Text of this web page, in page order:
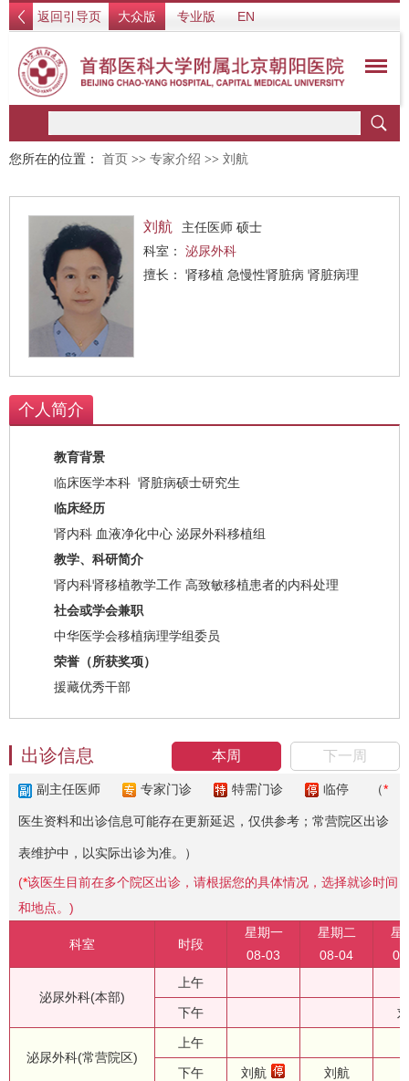
返回引导页 大众版 专业版 EN
您所在的位置： 首页 >> 专家介绍 >> 刘航
刘航
主任医师 硕士
科室： 泌尿外科
擅长： 肾移植 急慢性肾脏病 肾脏病理
个人简介
教育背景
临床医学本科 肾脏病硕士研究生
临床经历
肾内科 血液净化中心 泌尿外科移植组
教学、科研简介
肾内科肾移植教学工作 高致敏移植患者的内科处理
社会或学会兼职
中华医学会移植病理学组委员
荣誉（所获奖项）
援藏优秀干部
本周 下一周
出诊信息
副主任医师 专家门诊 特需门诊 临停 （*
医生资料和出诊信息可能存在更新延迟，仅供参考；常营院区出诊
表维护中，以实际出诊为准。）
(*该医生目前在多个院区出诊，请根据您的具体情况，选择就诊时间
和地点。)
科室 时段
星期一
08-03
星期二
08-04
星
泌尿外科(本部)
上午
下午
泌尿外科(常营院区)
上午
下午 刘航 刘航